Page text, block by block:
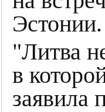
Эстонии.
"Литва
в
заявила